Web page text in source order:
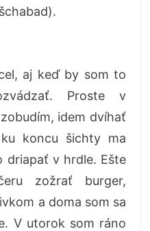
aj keď by som to
Proste v
idem dvíhať
koncu šichty ma
driapať v hrdle. Ešte
zožrať burger,
a doma som sa
V utorok som ráno